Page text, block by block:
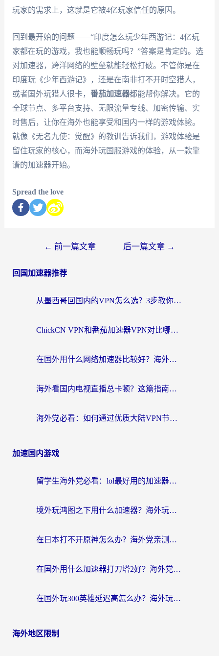
玩家的需求上，这就是它被4亿玩家信任的原因。
回到最开始的问题——“印度怎么玩少年西游记：4亿玩
家都在玩的游戏，我也能顺畅玩吗？”答案是肯定的。选
对加速器，跨洋网络的壁垒就能轻松打破。不管你是在
印度玩《少年西游记》，还是在南非打不开时空猎人，
或者国外玩猎人很卡， 番茄加速器都能帮你解决。它的
全球节点、多平台支持、无限流量专线、加密传输、实
时售后，让你在海外也能享受和国内一样的游戏体验。
就像《无名九使：觉醒》的教训告诉我们，游戏体验是
留住玩家的核心，而海外玩国服游戏的体验，从一款靠
谱的加速器开始。
Spread the love
← 前一篇文章 后一篇文章 →
回国加速器推荐
从墨西哥回国内的VPN怎么选？3步教你无缝刷剧、玩国服游戏
ChickCN VPN和番茄加速器VPN对比哪个回国效果更好？海外党亲测后的真实答案
在国外用什么网络加速器比较好？海外党亲测：从痛点到解决方案的全攻略
海外看国内电视直播总卡顿？这篇指南教你选对回国加速器，无缝追剧不发愁
海外党必看：如何通过优质大陆VPN节点无缝访问国内资源？
加速国内游戏
留学生海外党必看：lol最好用的加速器怎么选？附一梦江湖、神鬼传奇加速攻略
境外玩鸿图之下用什么加速器？海外玩家必看的国服游戏加速全攻略
在日本打不开原神怎么办？海外党亲测有效的国服游戏加速指南
在国外用什么加速器打刀塔2好？海外党国服游戏加速避坑指南
在国外玩300英雄延迟高怎么办？海外玩家亲测有效的加速器选择指南
海外地区限制